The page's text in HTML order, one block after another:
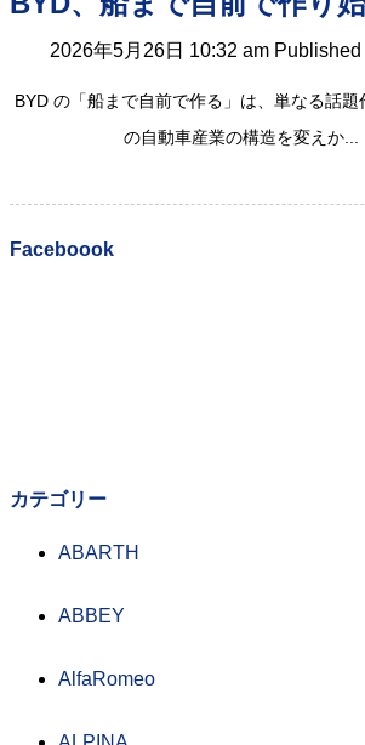
2026年5月26日 10:32 am Published
BYD の「船まで自前で作る」は、単なる話
の自動車産業の構造を変えか...
Faceboook
カテゴリー
ABARTH
ABBEY
AlfaRomeo